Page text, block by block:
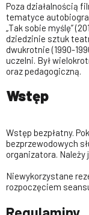
Poza działalnością
tematyce
„Tak sobie myślę”
dziedzinie sztuk
dwukrotnie (1990-
uczelni. Był
oraz pedagogiczną.
Wstęp
Wstęp bezpłatny.
bezprzewodowych
organizatora. Należy
Niewykorzystane
rozpoczęciem